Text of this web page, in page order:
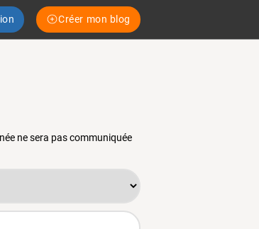
Créer mon blog
ne sera pas communiquée